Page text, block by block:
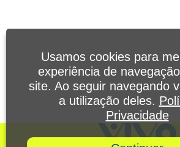
Usamos cookies para
experiência de
site. Ao seguir navegando
a utilização deles.
Privacidade